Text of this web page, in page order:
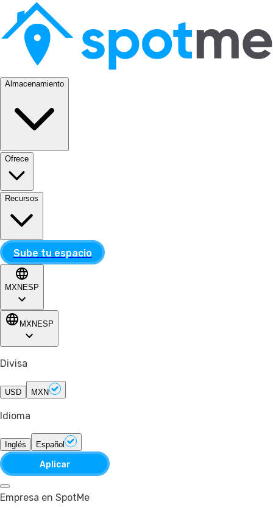
Almacenamiento
Ofrece
Recursos
Sube tu espacio
MXN ESP
MXN ESP
Divisa
USD MXN
Idioma
Inglés Español
Aplicar
Empresa en SpotMe